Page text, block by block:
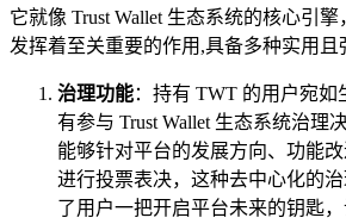
它就像 Trust Wallet 生态系统的核心引
发挥着至关重要的作用,具备多种实用且
治理功能：持有 TWT 的用户宛如
有参与 Trust Wallet 生态系统治理
能够针对平台的发展方向、功能
进行投票表决，这种去中心化的
了用户一把开启平台未来的钥匙